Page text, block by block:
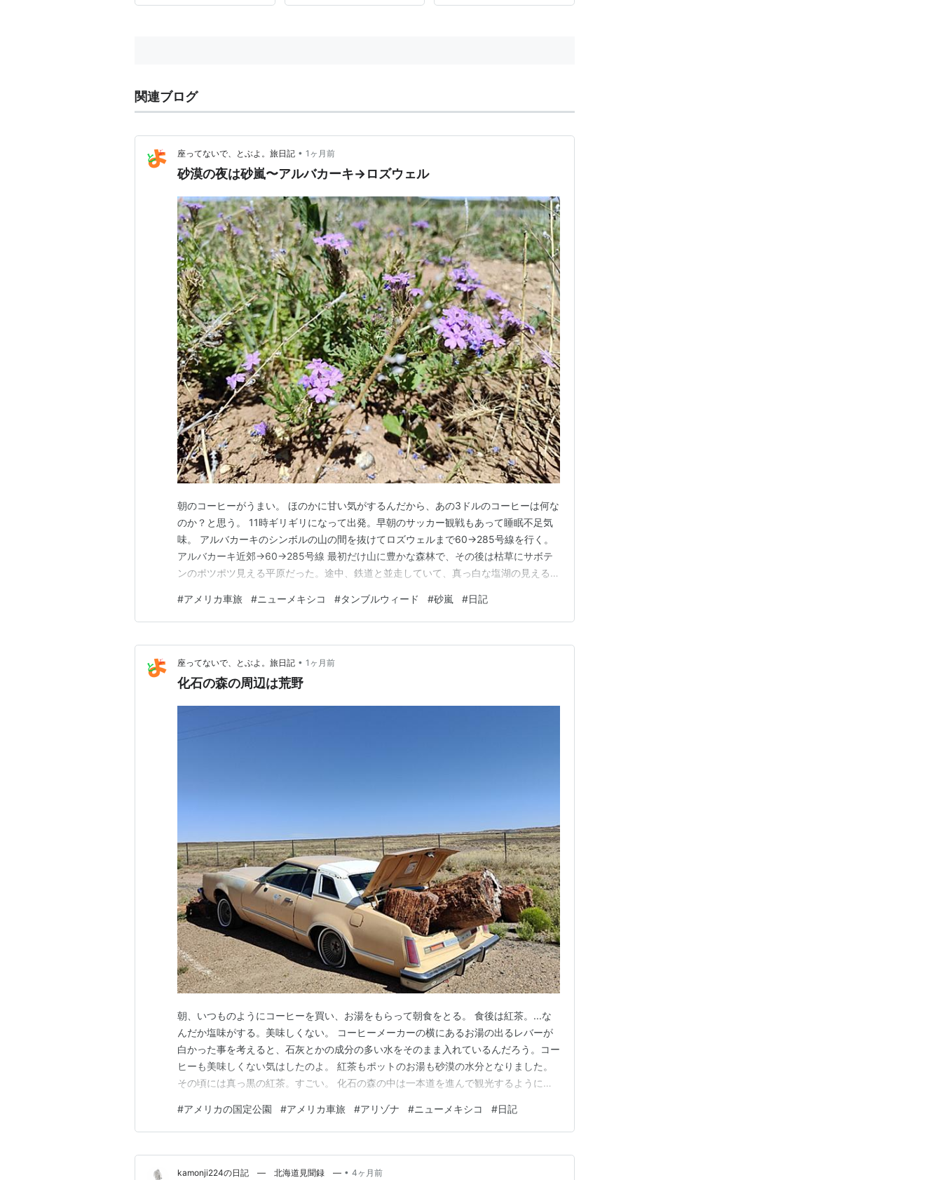
関連ブログ
座ってないで、とぶよ。旅日記 • 1ヶ月前
砂漠の夜は砂嵐〜アルバカーキ→ロズウェル
朝のコーヒーがうまい。 ほのかに甘い気がするんだから、あの3ドルのコーヒーは何な
のか？と思う。 11時ギリギリになって出発。早朝のサッカー観戦もあって睡眠不足気
味。 アルバカーキのシンボルの山の間を抜けてロズウェルまで60→285号線を行く。
アルバカーキ近郊→60→285号線 最初だけ山に豊かな森林で、その後は枯草にサボテ
ンのポツポツ見える平原だった。途中、鉄道と並走していて、真っ白な塩湖の見える丘
いるエリアになり、秋の風景を想像した。 ロズウェルは夕方7時半に到着したのに暑
い。97F（70台が我々の適温） と、思…
#アメリカ車旅 #ニューメキシコ #タンブルウィード #砂嵐 #日記
座ってないで、とぶよ。旅日記 • 1ヶ月前
化石の森の周辺は荒野
朝、いつものようにコーヒーを買い、お湯をもらって朝食をとる。 食後は紅茶。...な
んだか塩味がする。美味しくない。 コーヒーメーカーの横にあるお湯の出るレバーが
白かった事を考えると、石灰とかの成分の多い水をそのまま入れているんだろう。コー
ヒーも美味しくない気はしたのよ。 紅茶もポットのお湯も砂漠の水分となりました。
その頃には真っ黒の紅茶。すごい。 化石の森の中は一本道を進んで観光するようにな
の形になる。ので、180→国定公園→40で次の町に進むことにした。 180に入るとすぐ
化石になった木が大量にあり、お店に立…
#アメリカの国定公園 #アメリカ車旅 #アリゾナ #ニューメキシコ #日記
kamonji224の日記 ― 北海道見聞録 ― • 4ヶ月前